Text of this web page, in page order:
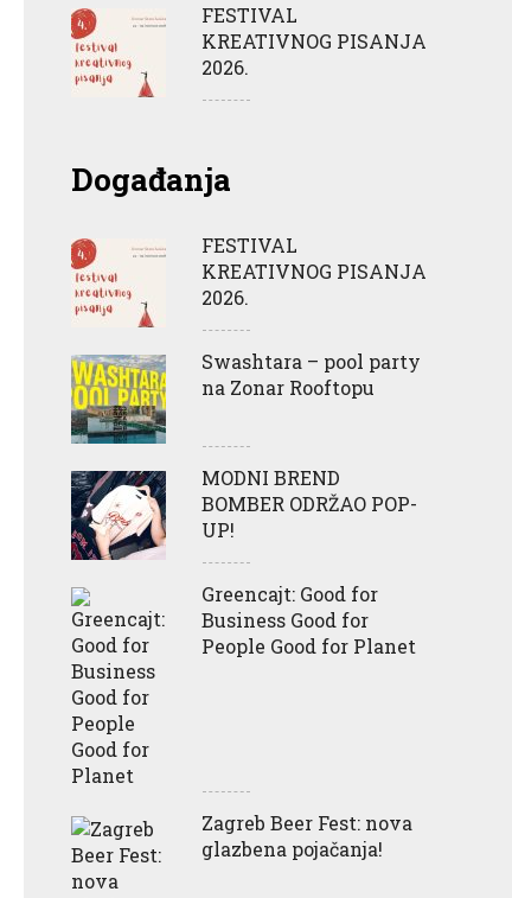
FESTIVAL
KREATIVNOG PISANJA
2026.
Događanja
FESTIVAL
KREATIVNOG PISANJA
2026.
Swashtara – pool party
na Zonar Rooftopu
MODNI BREND
BOMBER ODRŽAO POP-
UP!
Greencajt: Good for
Business Good for
People Good for Planet
Zagreb Beer Fest: nova
glazbena pojačanja!